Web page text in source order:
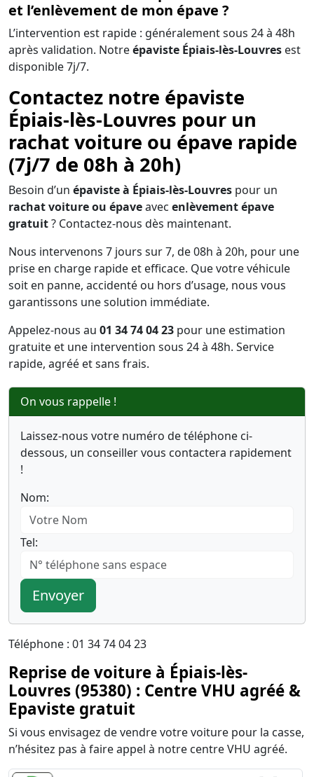
et l’enlèvement de mon épave ?
L’intervention est rapide : généralement sous 24 à 48h
après validation. Notreépaviste Épiais-lès-Louvres est
disponible 7j/7.
Contactez notre épaviste
Épiais-lès-Louvres pour un
rachat voiture ou épave rapide
(7j/7 de 08h à 20h)
Besoin d’un épaviste à Épiais-lès-Louvres pour un
rachat voiture ou épaveavec enlèvement épave
gratuit? Contactez-nous dès maintenant.
Nous intervenons 7 jours sur 7, de 08h à 20h, pour une
prise en charge rapide et efficace. Que votre véhicule
soit en panne, accidenté ou hors d’usage, nous vous
garantissons une solution immédiate.
Appelez-nous au 01 34 74 04 23 pour une estimation
gratuite et une intervention sous 24 à 48h. Service
rapide, agréé et sans frais.
On vous rappelle !
Laissez-nous votre numéro de téléphone ci-
dessous, un conseiller vous contactera rapidement
!
Nom:
Tel:
Envoyer
Téléphone : 01 34 74 04 23
Reprise de voiture à Épiais-lès-
Louvres (95380) : Centre VHU agréé &
Epaviste gratuit
Si vous envisagez de vendre votre voiture pour la casse,
n’hésitez pas à faire appel à notre centre VHU agréé.